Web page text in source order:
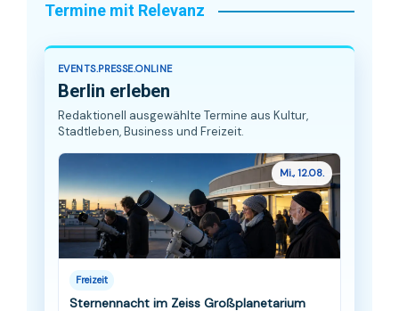
Termine mit Relevanz
EVENTS.PRESSE.ONLINE
Berlin erleben
Redaktionell ausgewählte Termine aus Kultur,
Stadtleben, Business und Freizeit.
Mi., 12.08.
Freizeit
Sternennacht im Zeiss Großplanetarium